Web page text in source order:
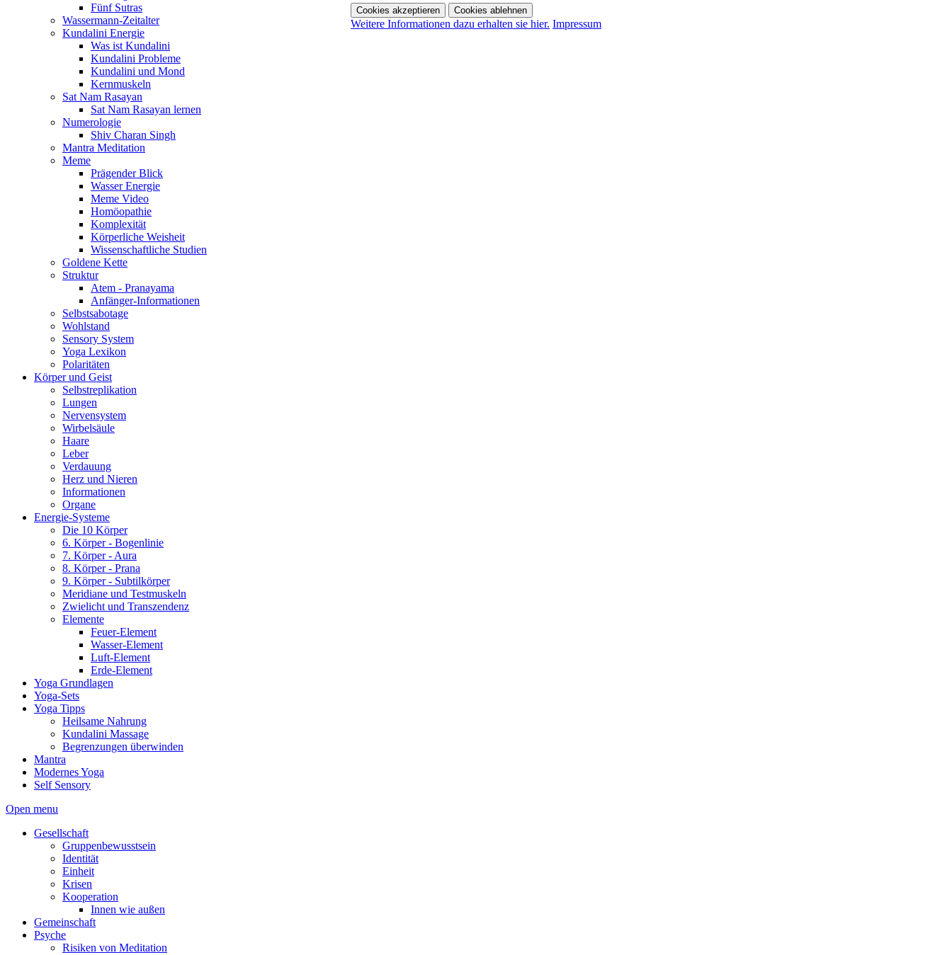
Fünf Sutras
Wassermann-Zeitalter
Kundalini Energie
Was ist Kundalini
Kundalini Probleme
Kundalini und Mond
Kernmuskeln
Sat Nam Rasayan
Sat Nam Rasayan lernen
Numerologie
Shiv Charan Singh
Mantra Meditation
Meme
Prägender Blick
Wasser Energie
Meme Video
Homöopathie
Komplexität
Körperliche Weisheit
Wissenschaftliche Studien
Goldene Kette
Struktur
Atem - Pranayama
Anfänger-Informationen
Selbstsabotage
Wohlstand
Sensory System
Yoga Lexikon
Polaritäten
Körper und Geist
Selbstreplikation
Lungen
Nervensystem
Wirbelsäule
Haare
Leber
Verdauung
Herz und Nieren
Informationen
Organe
Energie-Systeme
Die 10 Körper
6. Körper - Bogenlinie
7. Körper - Aura
8. Körper - Prana
9. Körper - Subtilkörper
Meridiane und Testmuskeln
Zwielicht und Transzendenz
Elemente
Feuer-Element
Wasser-Element
Luft-Element
Erde-Element
Yoga Grundlagen
Yoga-Sets
Yoga Tipps
Heilsame Nahrung
Kundalini Massage
Begrenzungen überwinden
Mantra
Modernes Yoga
Self Sensory
Open menu
Gesellschaft
Gruppenbewusstsein
Identität
Einheit
Krisen
Kooperation
Innen wie außen
Gemeinschaft
Psyche
Risiken von Meditation
Cookies akzeptieren Cookies ablehnen
Weitere Informationen dazu erhalten sie hier. Impressum